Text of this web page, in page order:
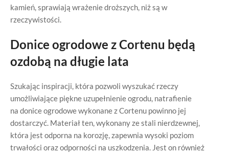
kamień, sprawiają wrażenie droższych, niż są w
rzeczywistości.
Donice ogrodowe z Cortenu będą
ozdobą na długie lata
Szukając inspiracji, która pozwoli wyszukać rzeczy
umożliwiające piękne uzupełnienie ogrodu, natrafienie
na donice ogrodowe wykonane z Cortenu powinno jej
dostarczyć. Materiał ten, wykonany ze stali nierdzewnej,
która jest odporna na korozję, zapewnia wysoki poziom
trwałości oraz odporności na uszkodzenia. Jest on również